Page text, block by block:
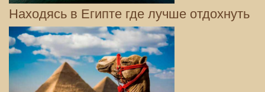
Находясь в Египте где лучше отдохнуть